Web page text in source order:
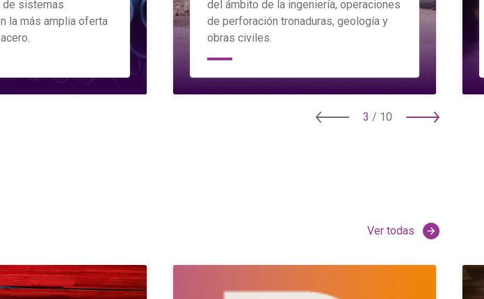
de sistemas
la más amplia oferta
del ámbito de la ingeniería, operaciones
de perforación tronaduras, geología y
obras civiles.
3 / 10
Ver todas arrow_forward